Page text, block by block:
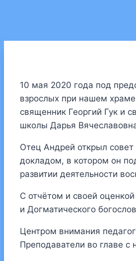
10 мая 2020 года под
взрослых при нашем
священник Георгий Гук и
школы Дарья
Отец Андрей открыл
докладом, в котором он
развитии деятельности
С отчётом и своей
и Догматического
Центром внимания
Преподаватели во главе с